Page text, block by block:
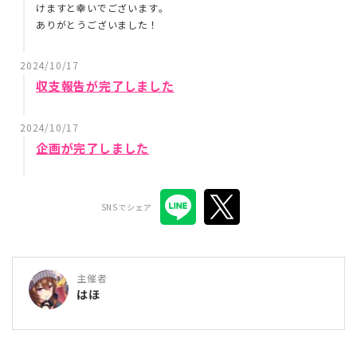
けますと幸いでございます。
ありがとうございました！
2024/10/17
収支報告が完了しました
2024/10/17
企画が完了しました
SNSでシェア
主催者
はほ